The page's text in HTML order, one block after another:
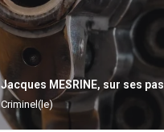
Jacques MESRINE, sur ses pas
Criminel(le)